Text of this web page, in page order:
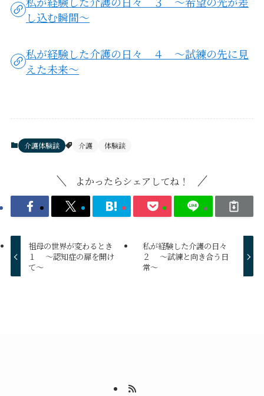
し込む瞬間～
私が経験した介護の日々 ４ ～試練の先に見
えた未来～
介護体験談 介護 体験談
よかったらシェアしてね！
祖母の世界が変わるとき
１ ～認知症の扉を開け
て～
私が経験した介護の日々
２ ～試練と向き合う日
常～